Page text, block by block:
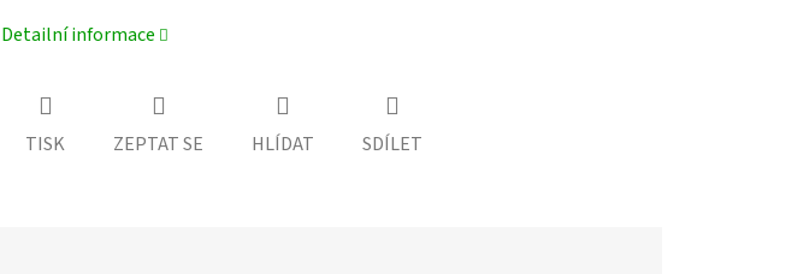
Detailní informace
TISK ZEPTAT SE HLÍDAT SDÍLET